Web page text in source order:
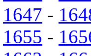
1647 -
1655 -